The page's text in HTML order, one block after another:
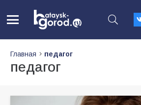
Главная педагог
педагог